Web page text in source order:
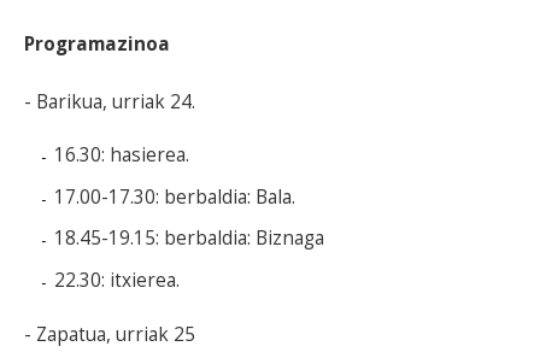
Programazinoa
- Barikua, urriak 24.
16.30: hasierea.
17.00-17.30: berbaldia: Bala.
18.45-19.15: berbaldia: Biznaga
22.30: itxierea.
- Zapatua, urriak 25